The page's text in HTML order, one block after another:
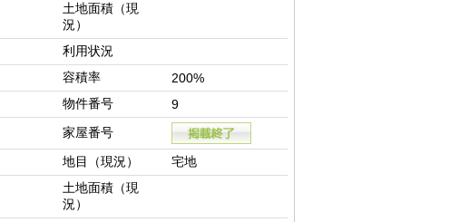
土地面積（現
況）
利用状況
容積率
200%
物件番号
9
家屋番号
地目（現況）
宅地
土地面積（現
況）